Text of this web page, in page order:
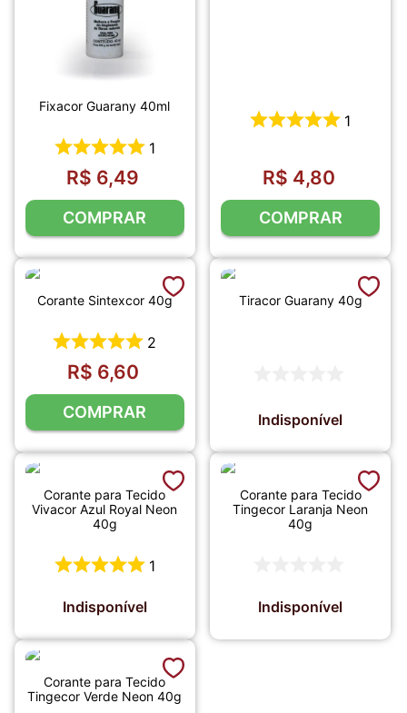
Fixacor Guarany 40ml
1
R$ 6,49
COMPRAR
1
R$ 4,80
COMPRAR
Corante Sintexcor 40g
2
R$ 6,60
COMPRAR
Tiracor Guarany 40g
Indisponível
Corante para Tecido
Vivacor Azul Royal Neon
40g
1
Indisponível
Corante para Tecido
Tingecor Laranja Neon
40g
Indisponível
Corante para Tecido
Tingecor Verde Neon 40g